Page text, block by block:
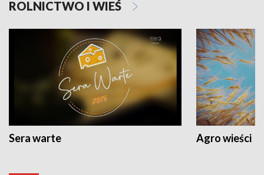
ROLNICTWO I WIEŚ
Sera warte Agro wieści